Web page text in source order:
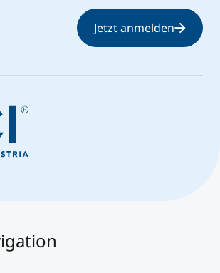
Jetzt anmelden